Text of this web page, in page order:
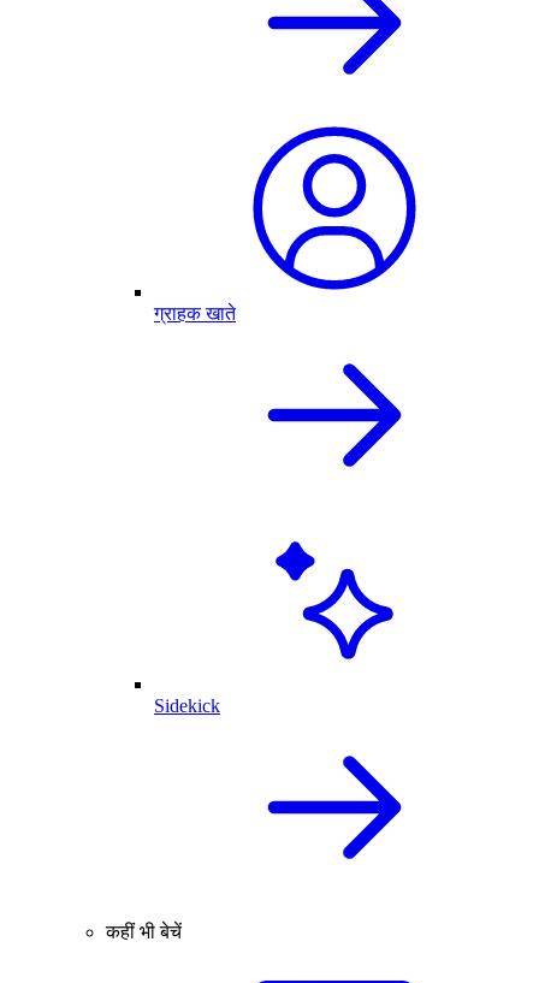
ग्राहक खाते
Sidekick
कहीं भी बेचें